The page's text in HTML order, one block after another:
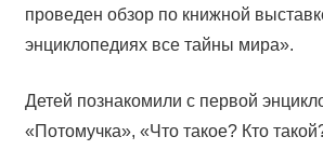
проведен обзор по книжной
энциклопедиях все тайны мира».
Детей познакомили с первой
«Потомучка», «Что такое? Кто